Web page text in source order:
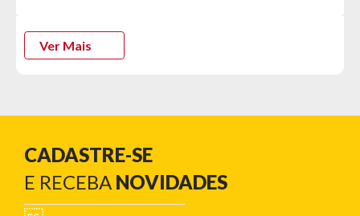
Características:
- Ideal para até 4 pessoas
- Varetas de fibra de vidro
- Paredes e teto 100% poliéster
- Piso reforçado em Nylon
Ver Mais
CADASTRE-SE
E RECEBA NOVIDADES